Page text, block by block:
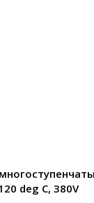
deg C, 380V